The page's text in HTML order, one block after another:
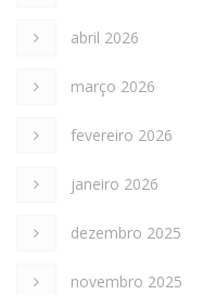
abril 2026
março 2026
fevereiro 2026
janeiro 2026
dezembro 2025
novembro 2025